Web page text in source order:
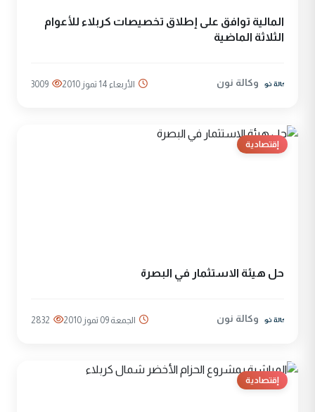
المالية توافق على إطلاق تخصيصات كربلاء للأعوام
الثلاثة الماضية
وكالة نون الأربعاء 14 تموز 2010 3009
إقتصادية
حل هيئة الاستثمار في البصرة
وكالة نون الجمعة 09 تموز 2010 2832
إقتصادية